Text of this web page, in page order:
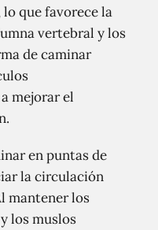
que favorece la
vertebral y los
de caminar
mejorar el
en puntas de
la circulación
mantener los
los muslos